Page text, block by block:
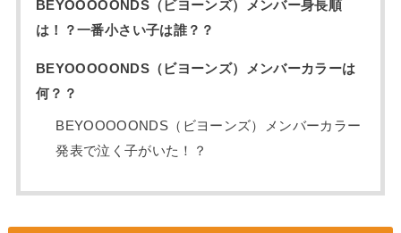
BEYOOOOONDS（ビヨーンズ）メンバー身長順
は！？一番小さい子は誰？？
BEYOOOOONDS（ビヨーンズ）メンバーカラーは
何？？
BEYOOOOONDS（ビヨーンズ）メンバーカラー
発表で泣く子がいた！？